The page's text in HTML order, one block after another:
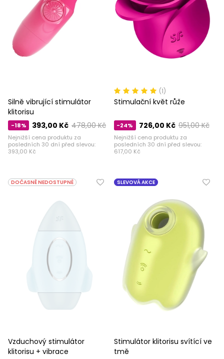
Silně vibrující stimulátor
klitorisu
-18% 478,00 Kč
393,00 Kč
Nejnižší cena produktu za
posledních 30 dní před slevou:
393,00 Kč
(1)
Stimulační květ růže
-24% 951,00 Kč
726,00 Kč
Nejnižší cena produktu za
posledních 30 dní před slevou:
617,00 Kč
DOČASNĚ NEDOSTUPNÉ
Vzduchový stimulátor
klitorisu + vibrace
SLEVOVÁ AKCE
Stimulátor klitorisu svítící ve
tmě